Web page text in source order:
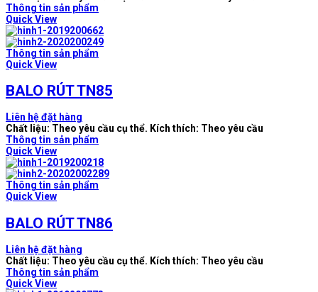
Thông tin sản phẩm
Quick View
Thông tin sản phẩm
Quick View
BALO RÚT TN85
Liên hệ đặt hàng
Chất liệu: Theo yêu cầu cụ thể. Kích thích: Theo yêu cầu
Thông tin sản phẩm
Quick View
Thông tin sản phẩm
Quick View
BALO RÚT TN86
Liên hệ đặt hàng
Chất liệu: Theo yêu cầu cụ thể. Kích thích: Theo yêu cầu
Thông tin sản phẩm
Quick View